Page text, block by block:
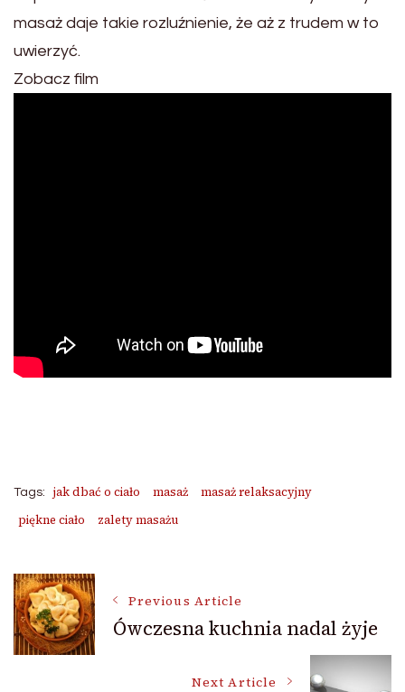
masaż daje takie rozluźnienie, że aż z trudem w to
uwierzyć.
Zobacz film
Tags: jak dbać o ciało masaż
masaż relaksacyjny
piękne ciało
zalety masażu
Post
Navigation
Previous Article
Ówczesna kuchnia nadal żyje
Next Article